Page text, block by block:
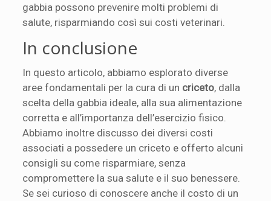
gabbia possono prevenire molti problemi di
salute, risparmiando così sui costi veterinari.
In conclusione
In questo articolo, abbiamo esplorato diverse
aree fondamentali per la cura di un criceto, dalla
scelta della gabbia ideale, alla sua alimentazione
corretta e all’importanza dell’esercizio fisico.
Abbiamo inoltre discusso dei diversi costi
associati a possedere un criceto e offerto alcuni
consigli su come risparmiare, senza
compromettere la sua salute e il suo benessere.
Se sei curioso di conoscere anche il costo di un